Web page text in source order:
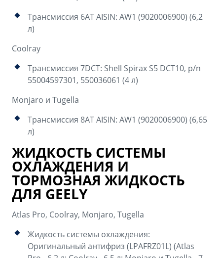
Трансмиссия 6AT AISIN: AW1 (9020006900) (6,2
л)
Coolray
Трансмиссия 7DCT: Shell Spirax S5 DCT10, p/n
55004597301, 550036061 (4 л)
Monjaro и Tugella
Трансмиссия 8AT AISIN: AW1 (9020006900) (6,65
л)
ЖИДКОСТЬ СИСТЕМЫ
ОХЛАЖДЕНИЯ И
ТОРМОЗНАЯ ЖИДКОСТЬ
ДЛЯ GEELY
Atlas Pro, Coolray, Monjaro, Tugella
Жидкость системы охлаждения:
Оригинальный антифриз (LPAFRZ01L) (Atlas